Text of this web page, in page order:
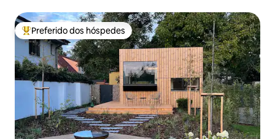
Entre os melhores preferidos dos hóspedes
Preferido dos hóspedes